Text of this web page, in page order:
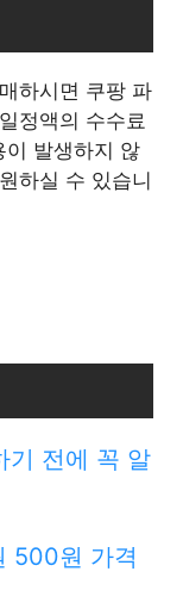
하시면 쿠팡 파
정액의 수수료
이 발생하지 않
하실 수 있습니
기 전에 꼭 알
500원 가격